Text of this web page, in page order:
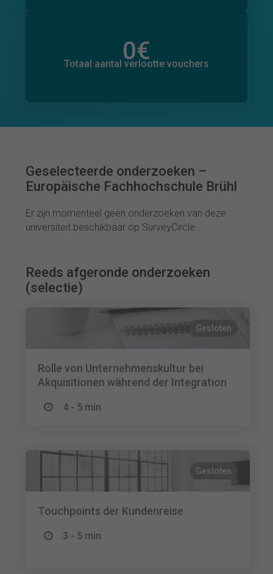
0€
Totaal aantal verlootte vouchers
0€
Totaal bedrag aan toegezegde donaties
Geselecteerde onderzoeken –
Europäische Fachhochschule Brühl
Er zijn momenteel geen onderzoeken van deze
universiteit beschikbaar op SurveyCircle.
Reeds afgeronde onderzoeken
(selectie)
Gesloten
Rolle von Unternehmenskultur bei
Akquisitionen während der Integration
4 - 5 min
Gesloten
Touchpoints der Kundenreise
3 - 5 min